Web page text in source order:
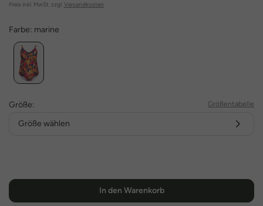
Preis inkl. MwSt. zzgl. Versandkosten
Farbe: marine
Größe: Größentabelle
Größe wählen
In den Warenkorb